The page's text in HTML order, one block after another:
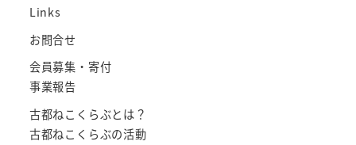
Links
お問合せ
会員募集・寄付
事業報告
古都ねこくらぶとは？
古都ねこくらぶの活動